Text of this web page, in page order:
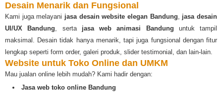
Desain Menarik dan Fungsional
Kami juga melayani jasa desain website elegan Bandung, jasa desain
UI/UX Bandung, serta jasa web animasi Bandung untuk tampil
maksimal. Desain tidak hanya menarik, tapi juga fungsional dengan fitur
lengkap seperti form order, galeri produk, slider testimonial, dan lain-lain.
Website untuk Toko Online dan UMKM
Mau jualan online lebih mudah? Kami hadir dengan:
Jasa web toko online Bandung